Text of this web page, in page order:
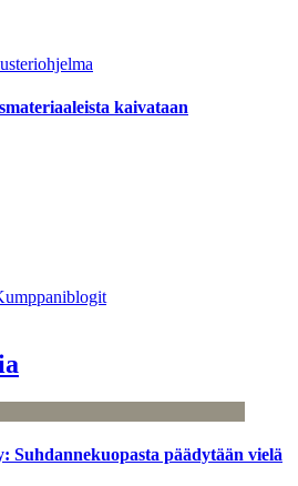
kaivataan
Suhdannekuopasta päädytään vielä